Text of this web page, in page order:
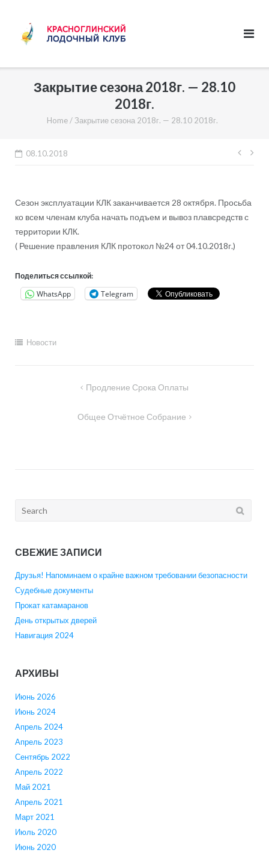
content
Закрытие сезона 2018г. — 28.10
2018г.
Home / Закрытие сезона 2018г. — 28.10 2018г.
08.10.2018
Сезон эксплуатации КЛК заканчивается 28 октября. Просьба
ко всем членам клуба начать подъем и вывоз плавсредств с
территории КЛК.
( Решение правления КЛК протокол №24 от 04.10.2018г.)
Поделиться ссылкой:
WhatsApp Telegram
Новости
Навигация Продление Срока Оплаты
Общее Отчётное Собрание
Search
СВЕЖИЕ ЗАПИСИ
Друзья! Напоминаем о крайне важном требовании безопасности
Судебные документы
Прокат катамаранов
День открытых дверей
Навигация 2024
АРХИВЫ
Июнь 2026
Июнь 2024
Апрель 2024
Апрель 2023
Сентябрь 2022
Апрель 2022
Май 2021
Апрель 2021
Март 2021
Июль 2020
Июнь 2020